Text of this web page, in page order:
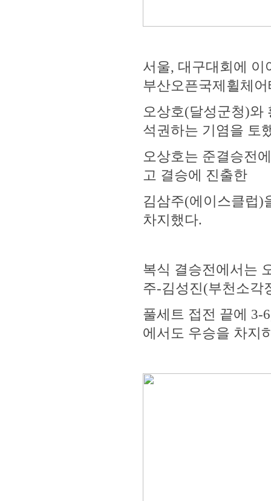
서울, 대구대회에 이
부산오픈국제휠체
오상호(달성군청)와
석권하는 기염을 토
오상호는 준결승전
고 결승에 진출한
김삼주(에이스클럽)
차지했다.
복식 결승전에서는
주-김성진(부천소각
풀세트 접전 끝에 3-
에서도 우승을 차지